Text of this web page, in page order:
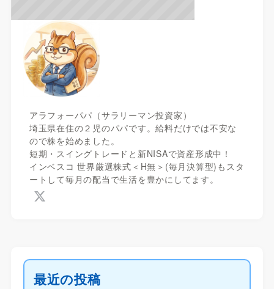
アラフォーパパ（サラリーマン投資家）
埼玉県在住の２児のパパです。給料だけでは不安な
ので株を始めました。
短期・スイングトレードと新NISAで資産形成中！
インベスコ 世界厳選株式＜H無＞(毎月決算型)もスタ
ートして毎月の配当で生活を豊かにしてます。
最近の投稿